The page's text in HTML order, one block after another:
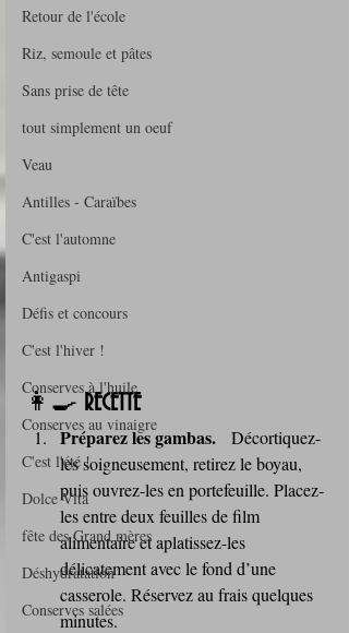
Retour de l'école
Riz, semoule et pâtes
Sans prise de tête
tout simplement un oeuf
Veau
Antilles - Caraïbes
C'est l'automne
Antigaspi
Défis et concours
C'est l'hiver !
Conserves à l'huile
Conserves au vinaigre
C'est l'été !
Dolce Vita
fête des Grand mères
Déshydratation
Conserves salées
👩‍🍳 RECETTE
Préparez les gambas. Décortiquez-
les soigneusement, retirez le boyau,
puis ouvrez-les en portefeuille. Placez-
les entre deux feuilles de film
alimentaire et aplatissez-les
délicatement avec le fond d’une
casserole. Réservez au frais quelques
minutes.